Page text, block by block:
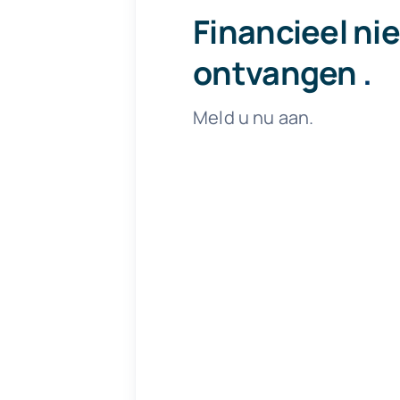
Financieel
ontvangen .
Meld u nu aan.